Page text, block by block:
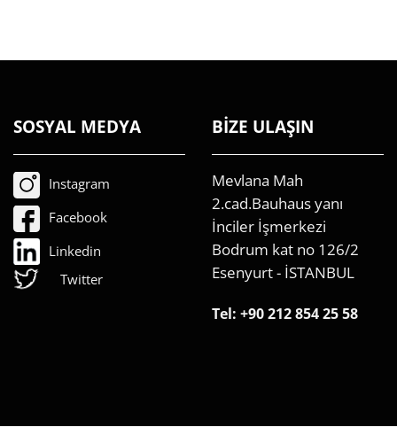
SOSYAL MEDYA
Instagram
Facebook
Linkedin
Twitter
BİZE ULAŞIN
Mevlana Mah
2.cad.Bauhaus yanı
İnciler İşmerkezi
Bodrum kat no 126/2
Esenyurt - İSTANBUL
Tel: +90 212 854 25 58